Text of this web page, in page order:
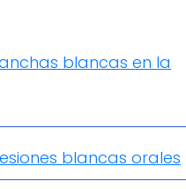
blancas en la
blancas orales